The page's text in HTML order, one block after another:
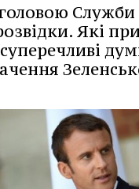
Служби
Які